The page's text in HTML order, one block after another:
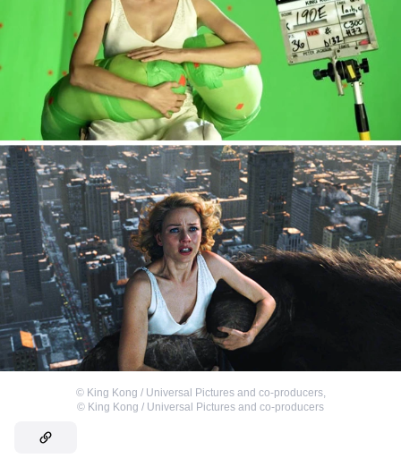
© King Kong / Universal Pictures and co-producers,
© King Kong / Universal Pictures and co-producers